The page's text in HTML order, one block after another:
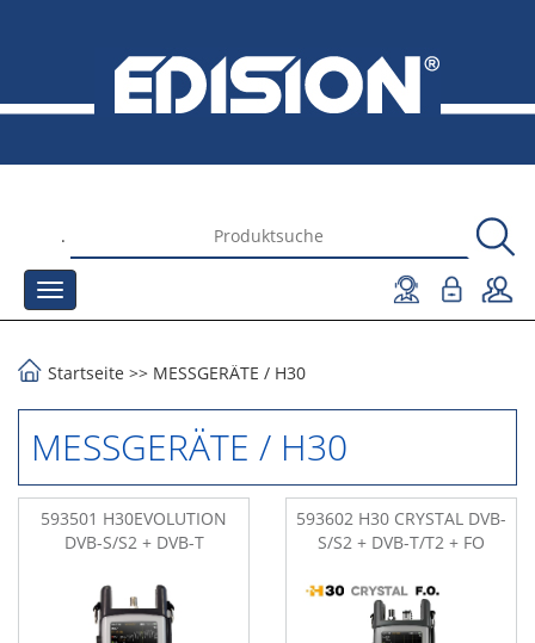
.
Startseite >> MESSGERÄTE / Η30
MESSGERÄTE / Η30
593501 H30EVOLUTION
DVB-S/S2 + DVB-T
593602 H30 CRYSTAL DVB-
S/S2 + DVB-T/T2 + FO